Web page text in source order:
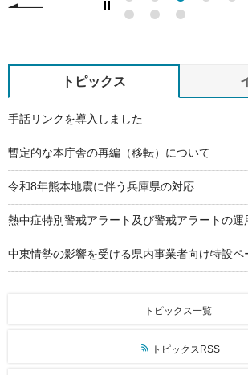
トピックス
手話リンクを導入しました
暫定的な本庁舎の再編（移転）について
令和8年熊本地震に伴う兵庫県の対応
熱中症特別警戒アラート及び警戒アラートの運
中東情勢の影響を受ける県内事業者向け特設ペ
トピックス一覧
トピックスRSS